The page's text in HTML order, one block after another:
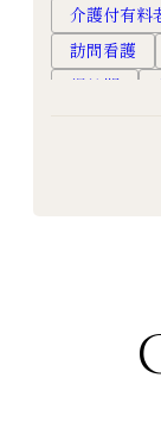
介護付有料
訪問看護
慢性期